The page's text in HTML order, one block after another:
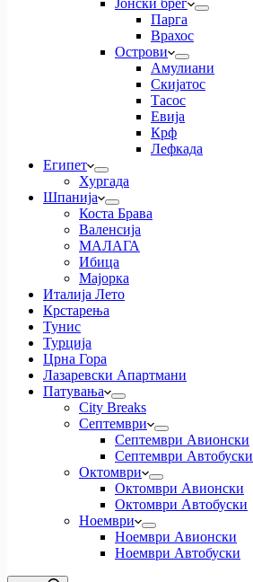
Јонски брег
Парга
Врахос
Острови
Амулиани
Скијатос
Тасос
Евија
Крф
Лефкада
Египет
Хургада
Шпанија
Коста Брава
Валенсија
МАЛАГА
Ибица
Мајорка
Италија Лето
Крстарења
Тунис
Турција
Црна Гора
Лазаревски Апартмани
Патувања
City Breaks
Септември
Септември Авионски
Септември Автобуски
Октомври
Октомври Авионски
Октомври Автобуски
Ноември
Ноември Авионски
Ноември Автобуски